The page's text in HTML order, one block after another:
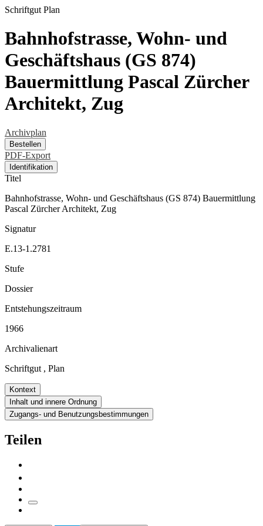
Schriftgut Plan
Bahnhofstrasse, Wohn- und
Geschäftshaus (GS 874)
Bauermittlung Pascal Zürcher
Architekt, Zug
Archivplan
Bestellen
PDF-Export
Identifikation
Titel
Bahnhofstrasse, Wohn- und Geschäftshaus (GS 874) Bauermittlung
Pascal Zürcher Architekt, Zug
Signatur
E.13-1.2781
Stufe
Dossier
Entstehungszeitraum
1966
Archivalienart
Schriftgut , Plan
Kontext
Inhalt und innere Ordnung
Zugangs- und Benutzungsbestimmungen
Teilen